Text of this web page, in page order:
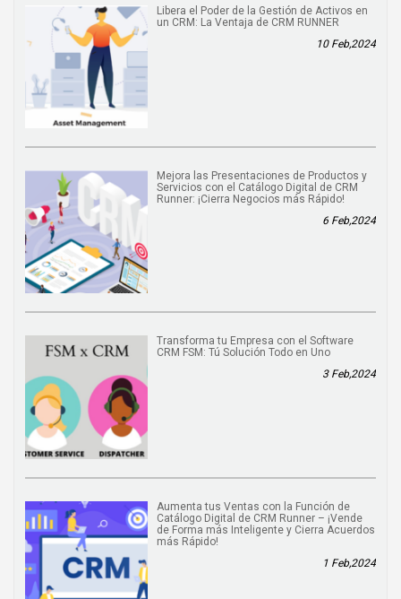
Libera el Poder de la Gestión de Activos en
un CRM: La Ventaja de CRM RUNNER
10 Feb,2024
Mejora las Presentaciones de Productos y
Servicios con el Catálogo Digital de CRM
Runner: ¡Cierra Negocios más Rápido!
6 Feb,2024
Transforma tu Empresa con el Software
CRM FSM: Tú Solución Todo en Uno
3 Feb,2024
Aumenta tus Ventas con la Función de
Catálogo Digital de CRM Runner – ¡Vende
de Forma más Inteligente y Cierra Acuerdos
más Rápido!
1 Feb,2024